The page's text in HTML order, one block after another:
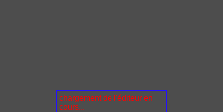
chargement de l'éditeur en
cours...